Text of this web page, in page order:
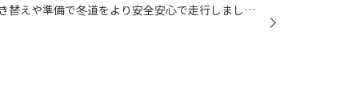
もうすぐ冬本番来ますね！ 早めの履き替えや準備で冬道をより安全安心で走行しましょう。 新商品のブリザックVRX3はもちろんですが他のスタッドレスタイヤもお得となっておりますのでこの機会をお見逃しなく！！ エンジンオイルや冬上がりやすいバッテリーなどの メンテナンスもお得です！